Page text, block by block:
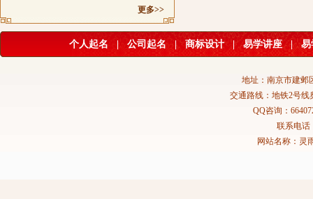
更多>>
个人起名 公司起名 | 商标设计 | 易学讲座 | 易
地址：南京市建邺
交通路线：地铁2号线
QQ咨询：
联系电话
网站名称：灵